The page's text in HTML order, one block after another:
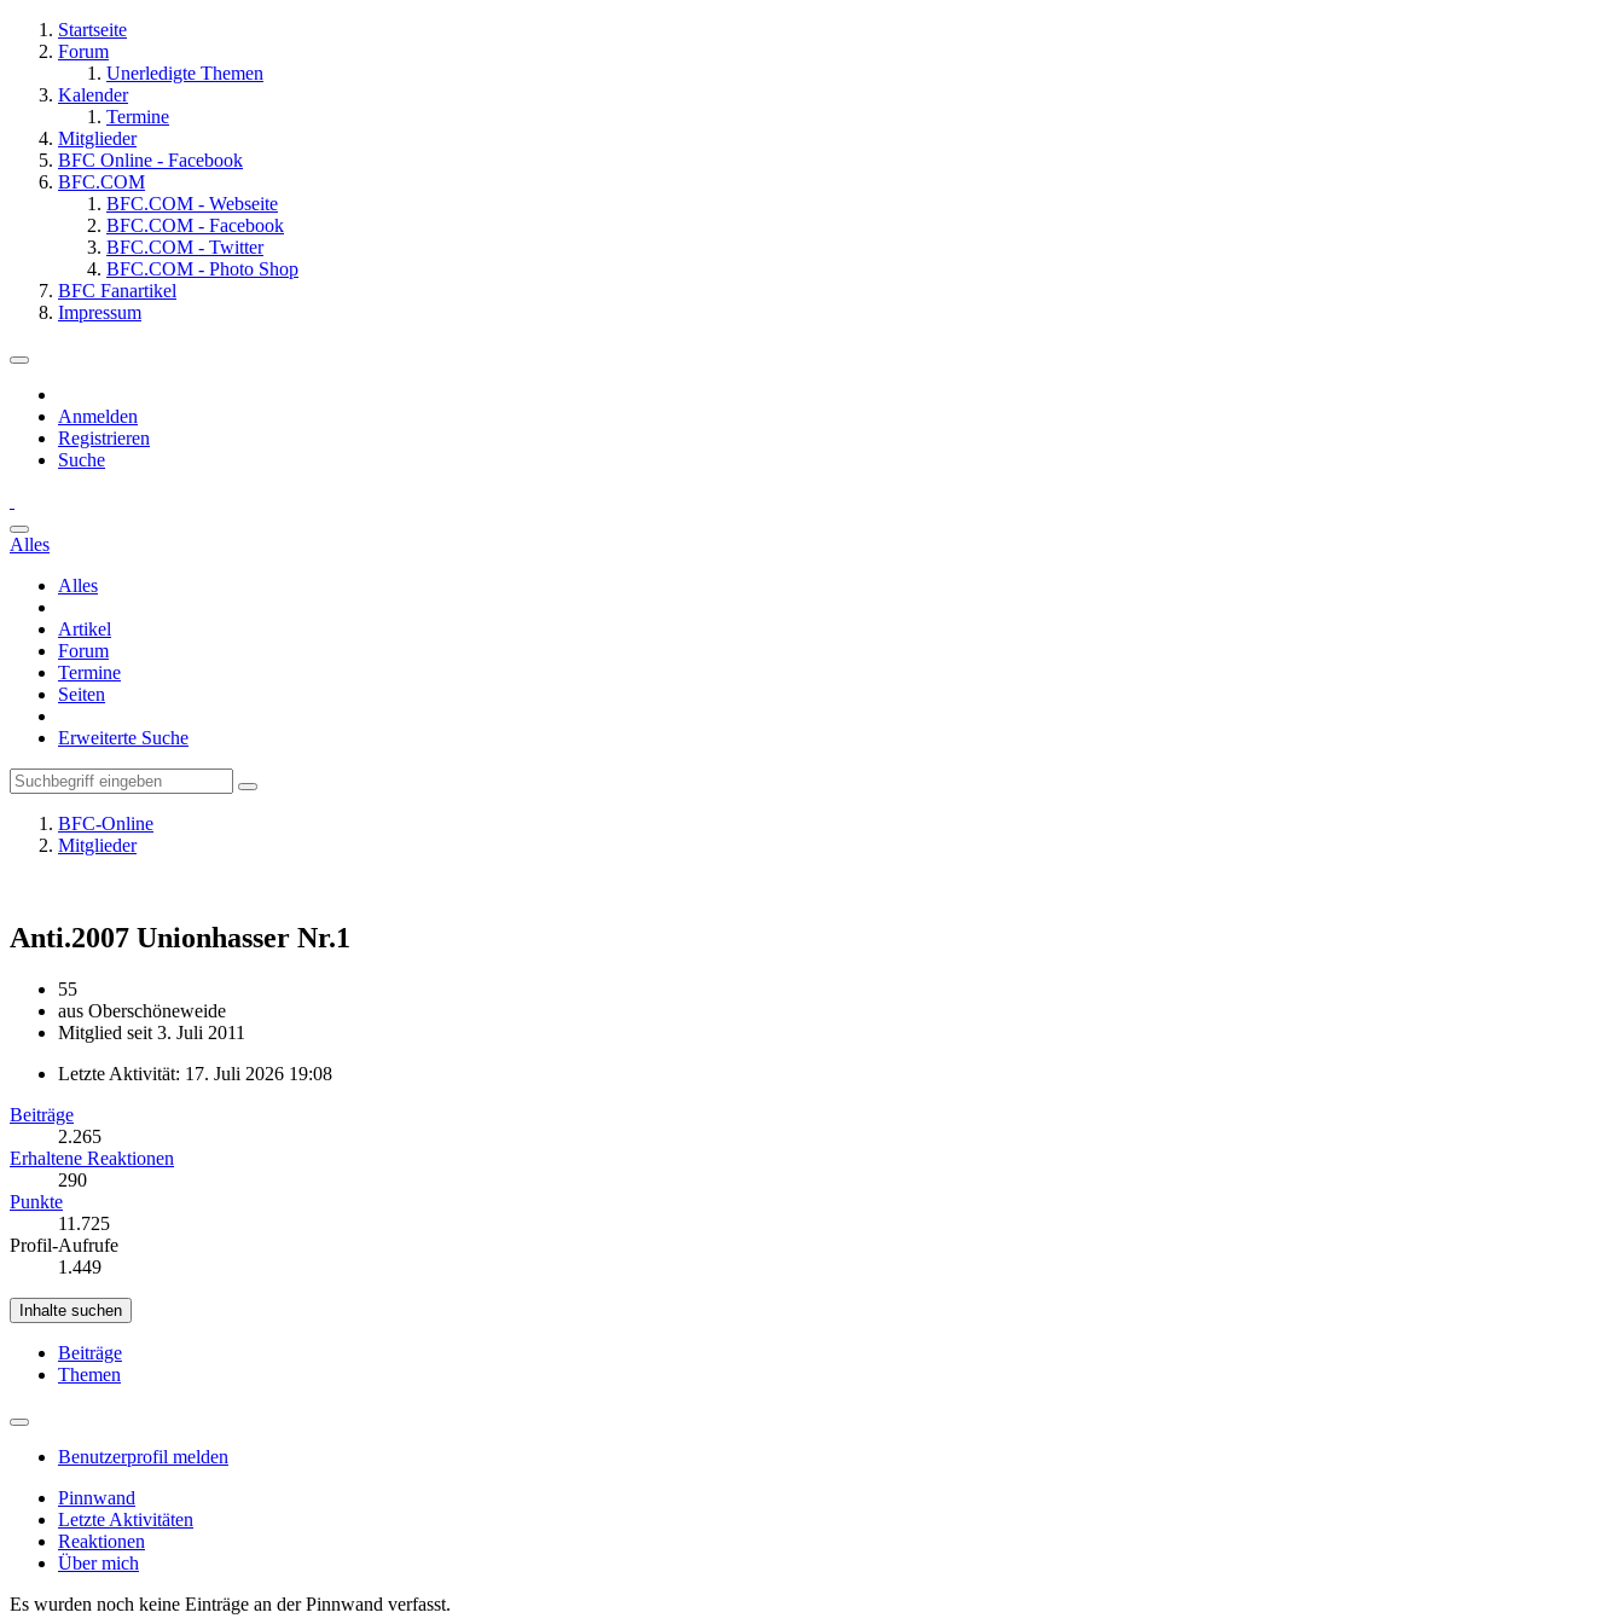
Startseite
Forum
Unerledigte Themen
Kalender
Termine
Mitglieder
BFC Online - Facebook
BFC.COM
BFC.COM - Webseite
BFC.COM - Facebook
BFC.COM - Twitter
BFC.COM - Photo Shop
BFC Fanartikel
Impressum
Anmelden
Registrieren
Suche
Alles
Alles
Artikel
Forum
Termine
Seiten
Erweiterte Suche
BFC-Online
Mitglieder
Anti.2007 Unionhasser Nr.1
55
aus Oberschöneweide
Mitglied seit 3. Juli 2011
Letzte Aktivität: 17. Juli 2026 19:08
Beiträge
2.265
Erhaltene Reaktionen
290
Punkte
11.725
Profil-Aufrufe
1.449
Inhalte suchen
Beiträge
Themen
Benutzerprofil melden
Pinnwand
Letzte Aktivitäten
Reaktionen
Über mich
Es wurden noch keine Einträge an der Pinnwand verfasst.